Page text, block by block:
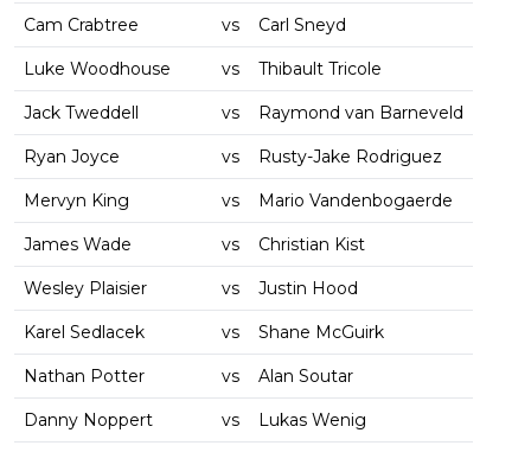
Cam Crabtree vs Carl Sneyd
Luke Woodhouse vs Thibault Tricole
Jack Tweddell vs Raymond van Barneveld
Ryan Joyce vs Rusty-Jake Rodriguez
Mervyn King vs Mario Vandenbogaerde
James Wade vs Christian Kist
Wesley Plaisier vs Justin Hood
Karel Sedlacek vs Shane McGuirk
Nathan Potter vs Alan Soutar
Danny Noppert vs Lukas Wenig